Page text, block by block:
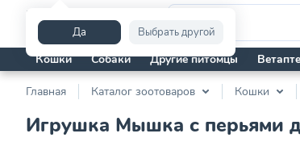
Да Выбрать другой
Кошки Собаки Другие питомцы
Главная Каталог зоотоваров Кошки
Игрушка Мышка с перьями